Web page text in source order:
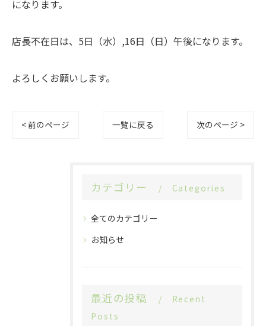
になります。
店長不在日は、5日（水）,16日（日）午後になります。
よろしくお願いします。
< 前のページ 一覧に戻る 次のページ >
カテゴリー Categories
全てのカテゴリー
お知らせ
最近の投稿
Recent
Posts